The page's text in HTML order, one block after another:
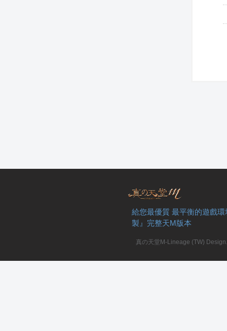
給您最優質 最平衡的遊戲
製』完整天M版本
真の天堂M-Lineage (TW)